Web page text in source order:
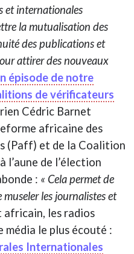
et internationales
la mutualisation des
des publications et
attirer des nouveaux
épisode de notre
de vérificateurs
Cédric Barnet
africaine des
(Paff) et de la Coalition
l’aune de l’élection
: « Cela permet de
les journalistes et
africain, les radios
le plus écouté :
Internationales